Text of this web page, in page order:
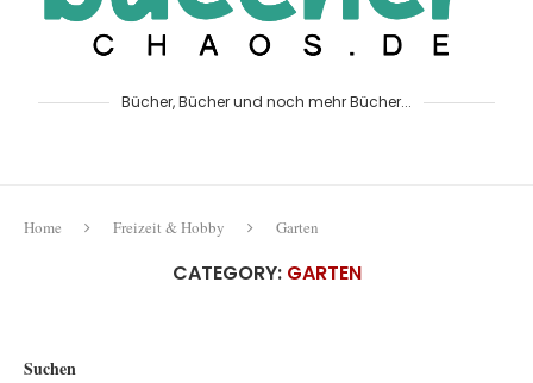
Bücher, Bücher und noch mehr Bücher...
Home Freizeit & Hobby Garten
CATEGORY: GARTEN
Suchen